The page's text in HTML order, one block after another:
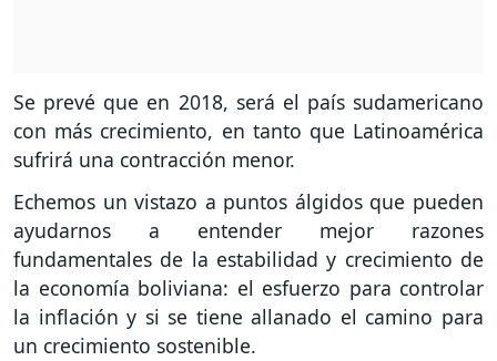
Se prevé que en 2018, será el país sudamericano
con más crecimiento, en tanto que Latinoamérica
sufrirá una contracción menor.
Echemos un vistazo a puntos álgidos que pueden
ayudarnos a entender mejor razones
fundamentales de la estabilidad y crecimiento de
la economía boliviana: el esfuerzo para controlar
la inflación y si se tiene allanado el camino para
un crecimiento sostenible.